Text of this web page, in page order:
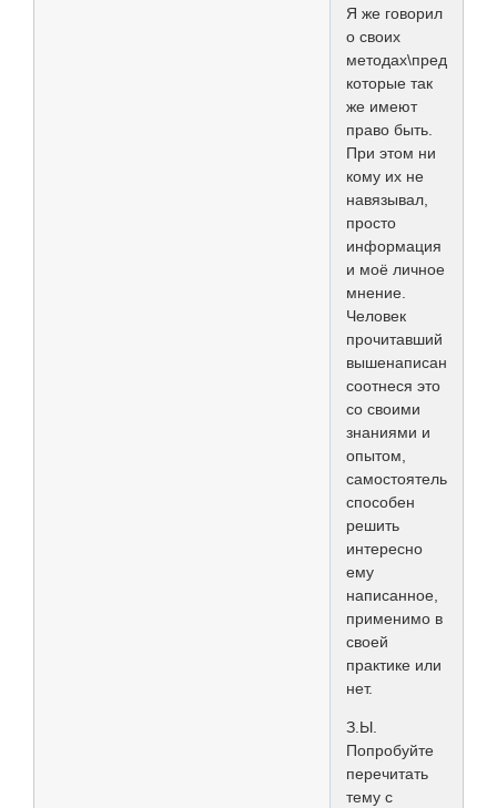
Я же говорил
о своих
которые так
же имеют
право быть.
При этом ни
кому их не
навязывал,
просто
информация
и моё личное
мнение.
Человек
прочитавший
вышенаписанное,
соотнеся это
со своими
знаниями и
опытом,
самостоятельно
способен
решить
интересно
ему
написанное,
применимо в
своей
практике или
нет.
З.Ы.
Попробуйте
перечитать
тему с